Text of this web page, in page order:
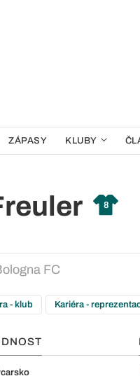
ZÁPASY KLUBY
8
FC
- klub Kariéra -